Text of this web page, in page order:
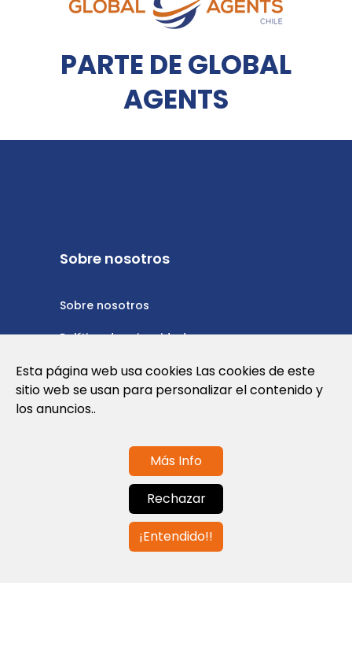
PARTE DE GLOBAL
AGENTS
Sobre nosotros
Sobre nosotros
Política de privacidad
Política de cookies
Nota Legal y Condiciones de Uso de la
Contáctanos
info@globalagents.net
Esta página web usa cookies Las cookies de este
sitio web se usan para personalizar el contenido y
los anuncios..
Más Info
Rechazar
¡Entendido!!